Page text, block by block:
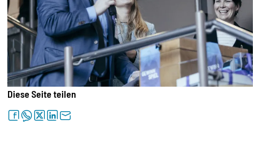
Diese Seite teilen
facebookwhatsapptwitterlinkedinletter